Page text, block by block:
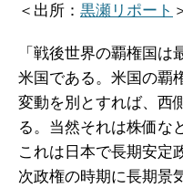
＜出所： 黒瀬リポート
「戦後世界の覇権国
米国である。米国の覇
変動を別とすれば、西
る。当然それは株価な
これは日本で長期安定
次政権の時期に長期景